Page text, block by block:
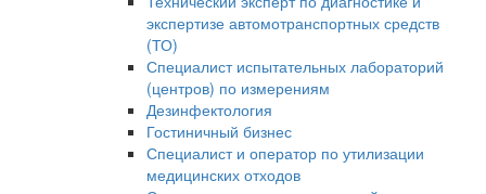
экспертизе автомотранспортных средств
(ТО)
Специалист испытательных лабораторий
(центров) по измерениям
Дезинфектология
Гостиничный бизнес
Специалист и оператор по утилизации
медицинских отходов